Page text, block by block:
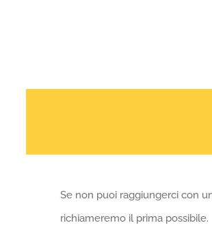
Se non puoi raggiungerci con
richiameremo il prima possibile.